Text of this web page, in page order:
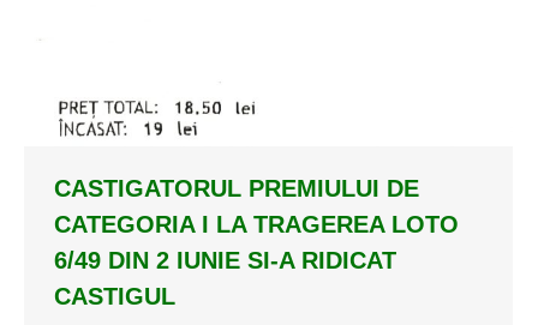
CASTIGATORUL PREMIULUI DE
CATEGORIA I LA TRAGEREA LOTO
6/49 DIN 2 IUNIE SI-A RIDICAT
CASTIGUL